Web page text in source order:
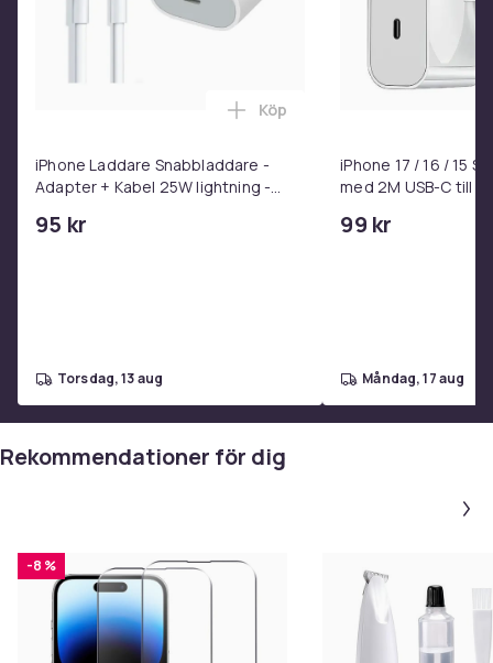
iPhone Laddare Snabbladdare -
Adapter + Kabel 25W lightning -
95 kr
Lägg till iPhone Laddare
Köp
torsdag, 13 aug
iPhone 17 / 16 / 15
med 2M USB-C till
99 kr
måndag, 17 aug
Rekommendationer för dig
-8 %